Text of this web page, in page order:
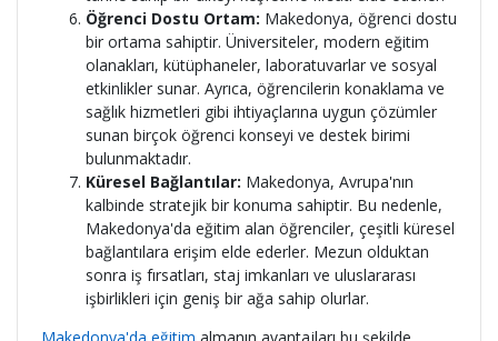
Öğrenci Dostu Ortam: Makedonya, öğrenci dostu
bir ortama sahiptir. Üniversiteler, modern eğitim
olanakları, kütüphaneler, laboratuvarlar ve sosyal
etkinlikler sunar. Ayrıca, öğrencilerin konaklama ve
sağlık hizmetleri gibi ihtiyaçlarına uygun çözümler
sunan birçok öğrenci konseyi ve destek birimi
bulunmaktadır.
Küresel Bağlantılar: Makedonya, Avrupa'nın
kalbinde stratejik bir konuma sahiptir. Bu nedenle,
Makedonya'da eğitim alan öğrenciler, çeşitli küresel
bağlantılara erişim elde ederler. Mezun olduktan
sonra iş fırsatları, staj imkanları ve uluslararası
işbirlikleri için geniş bir ağa sahip olurlar.
Makedonya'da eğitim almanın avantajları bu şekilde